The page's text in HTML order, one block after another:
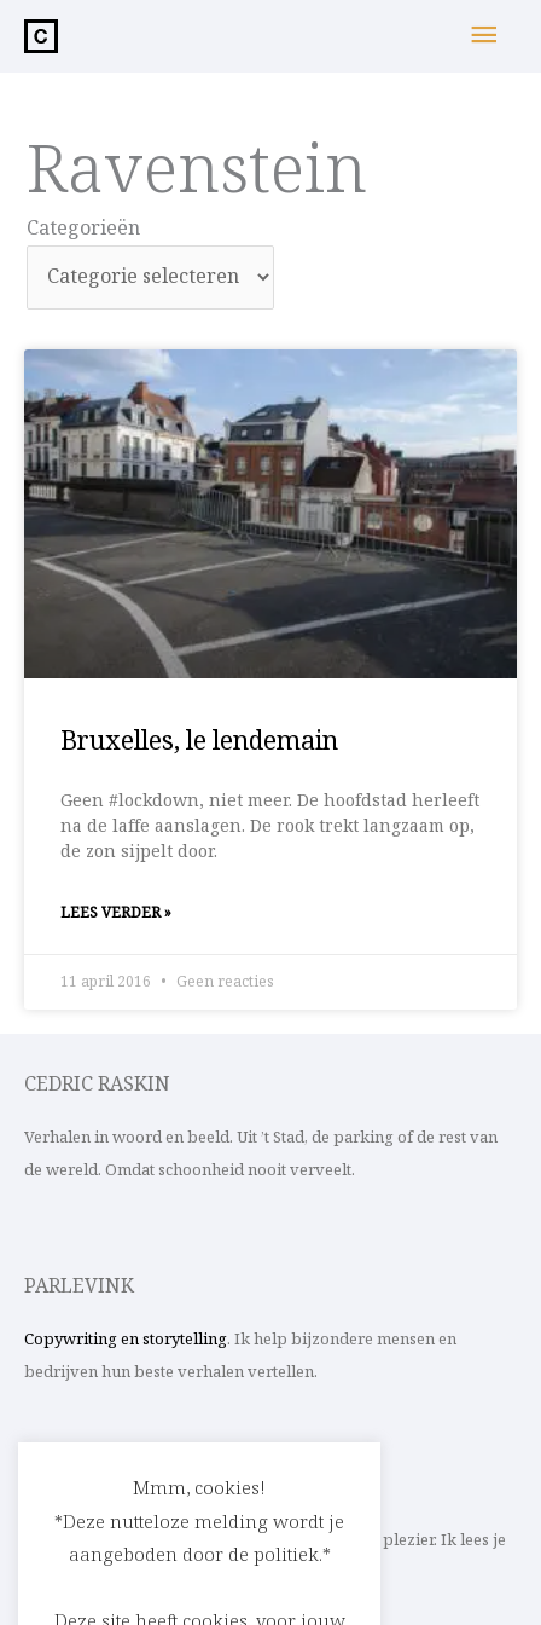
inhoud
Ravenstein
Categorieën
Categorieën
Bruxelles, le lendemain
Geen #lockdown, niet meer. De hoofdstad herleeft
na de laffe aanslagen. De rook trekt langzaam op,
de zon sijpelt door.
LEES VERDER »
11 april 2016 Geen reacties
CEDRIC RASKIN
Verhalen in woord en beeld. Uit ’t Stad, de parking of de rest van
de wereld. Omdat schoonheid nooit verveelt.
PARLEVINK
Copywriting en storytelling. Ik help bijzondere mensen en
bedrijven hun beste verhalen vertellen.
Schrijf ik straks mee aan jouw verhaal? Met veel plezier. Ik lees je
heel graag op
cedric@parlevink.be
Mmm, cookies!
*Deze nutteloze melding wordt je
aangeboden door de politiek.*